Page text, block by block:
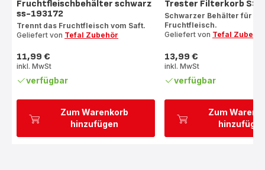
Zum Warenkorb
hinzufügen
Fruchtfleischbehälter schwarz
ss-193172
Trennt das Fruchtfleisch vom Saft.
Geliefert von Tefal Zubehör
Preis
11,99 €
inkl. MwSt
verfügbar
Zum
Trester Filterkorb SS-
Schwarzer Behälter für
Fruchtfleisch.
Geliefert von Tefal
Preis
13,99 €
inkl. MwSt
verfügbar